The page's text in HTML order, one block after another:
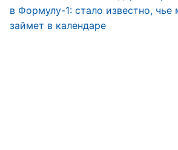
в Формулу-1: стало известно, чье
займет в календаре